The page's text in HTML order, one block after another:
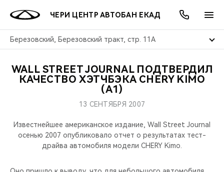
ЧЕРИ ЦЕНТР АВТОБАН ЕКАД
Березовский, Березовский тракт, стр. 11А
МОДЕЛИ
ПОКУПАТЕЛЯМ
КРЕДИТ И СТРАХОВАНИЕ
ВЛАДЕЛЬЦАМ
ЗАПЧАСТИ И АКСЕССУАРЫ
ПОДДЕРЖКА
МИР CHERY
О БРЕНДЕ
CHERY В СОЦСЕТЯХ
АКЦИИ
ОНЛАЙН СЕРВИСЫ
КРЕДИТ
О КОМПАНИИ
МЫ В СОЦСЕТЯХ
WALL STREET JOURNAL ПОДТВЕРДИЛ
КАЧЕСТВО ХЭТЧБЭКА CHERY KIMO
(A1)
13 СЕНТЯБРЯ 2007
Известнейшее американское издание, Wall Street Journal
осенью 2007 опубликовало отчет о результатах тест-
драйва автомобиля модели CHERY Kimo.